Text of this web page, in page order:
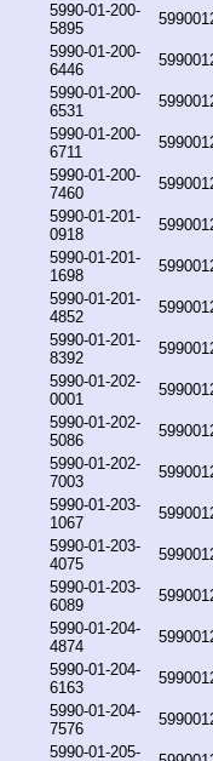
5990-01-200-
5895
5990-01-200-
6446
5990-01-200-
6531
5990-01-200-
6711
5990-01-200-
7460
5990-01-201-
0918
5990-01-201-
1698
5990-01-201-
4852
5990-01-201-
8392
5990-01-202-
0001
5990-01-202-
5086
5990-01-202-
7003
5990-01-203-
1067
5990-01-203-
4075
5990-01-203-
6089
5990-01-204-
4874
5990-01-204-
6163
5990-01-204-
7576
5990-01-205-